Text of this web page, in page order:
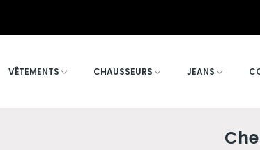
VÊTEMENTS CHAUSSEURS JEANS